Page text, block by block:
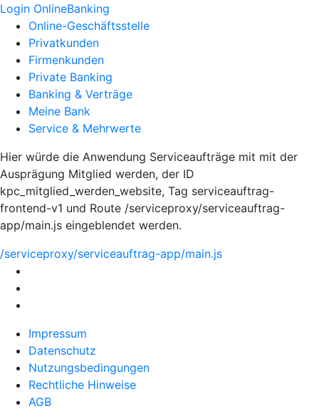
Login OnlineBanking
Online-Geschäftsstelle
Privatkunden
Firmenkunden
Private Banking
Banking & Verträge
Meine Bank
Service & Mehrwerte
Hier würde die Anwendung Serviceaufträge mit mit der
Ausprägung Mitglied werden, der ID
kpc_mitglied_werden_website, Tag serviceauftrag-
frontend-v1 und Route /serviceproxy/serviceauftrag-
app/main.js eingeblendet werden.
/serviceproxy/serviceauftrag-app/main.js
Impressum
Datenschutz
Nutzungsbedingungen
Rechtliche Hinweise
AGB